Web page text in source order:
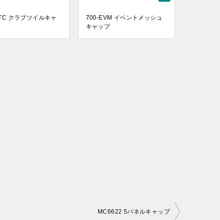
クラブツイルキャ
700-EVM イベントメッシュ
キャップ
MC6622 5パネルキャップ